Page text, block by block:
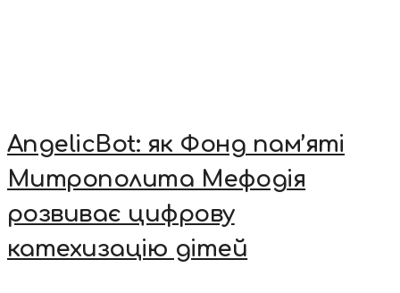
AngelicBot: як Фонд пам’яті
Митрополита Мефодія
розвиває цифрову
катехизацію дітей